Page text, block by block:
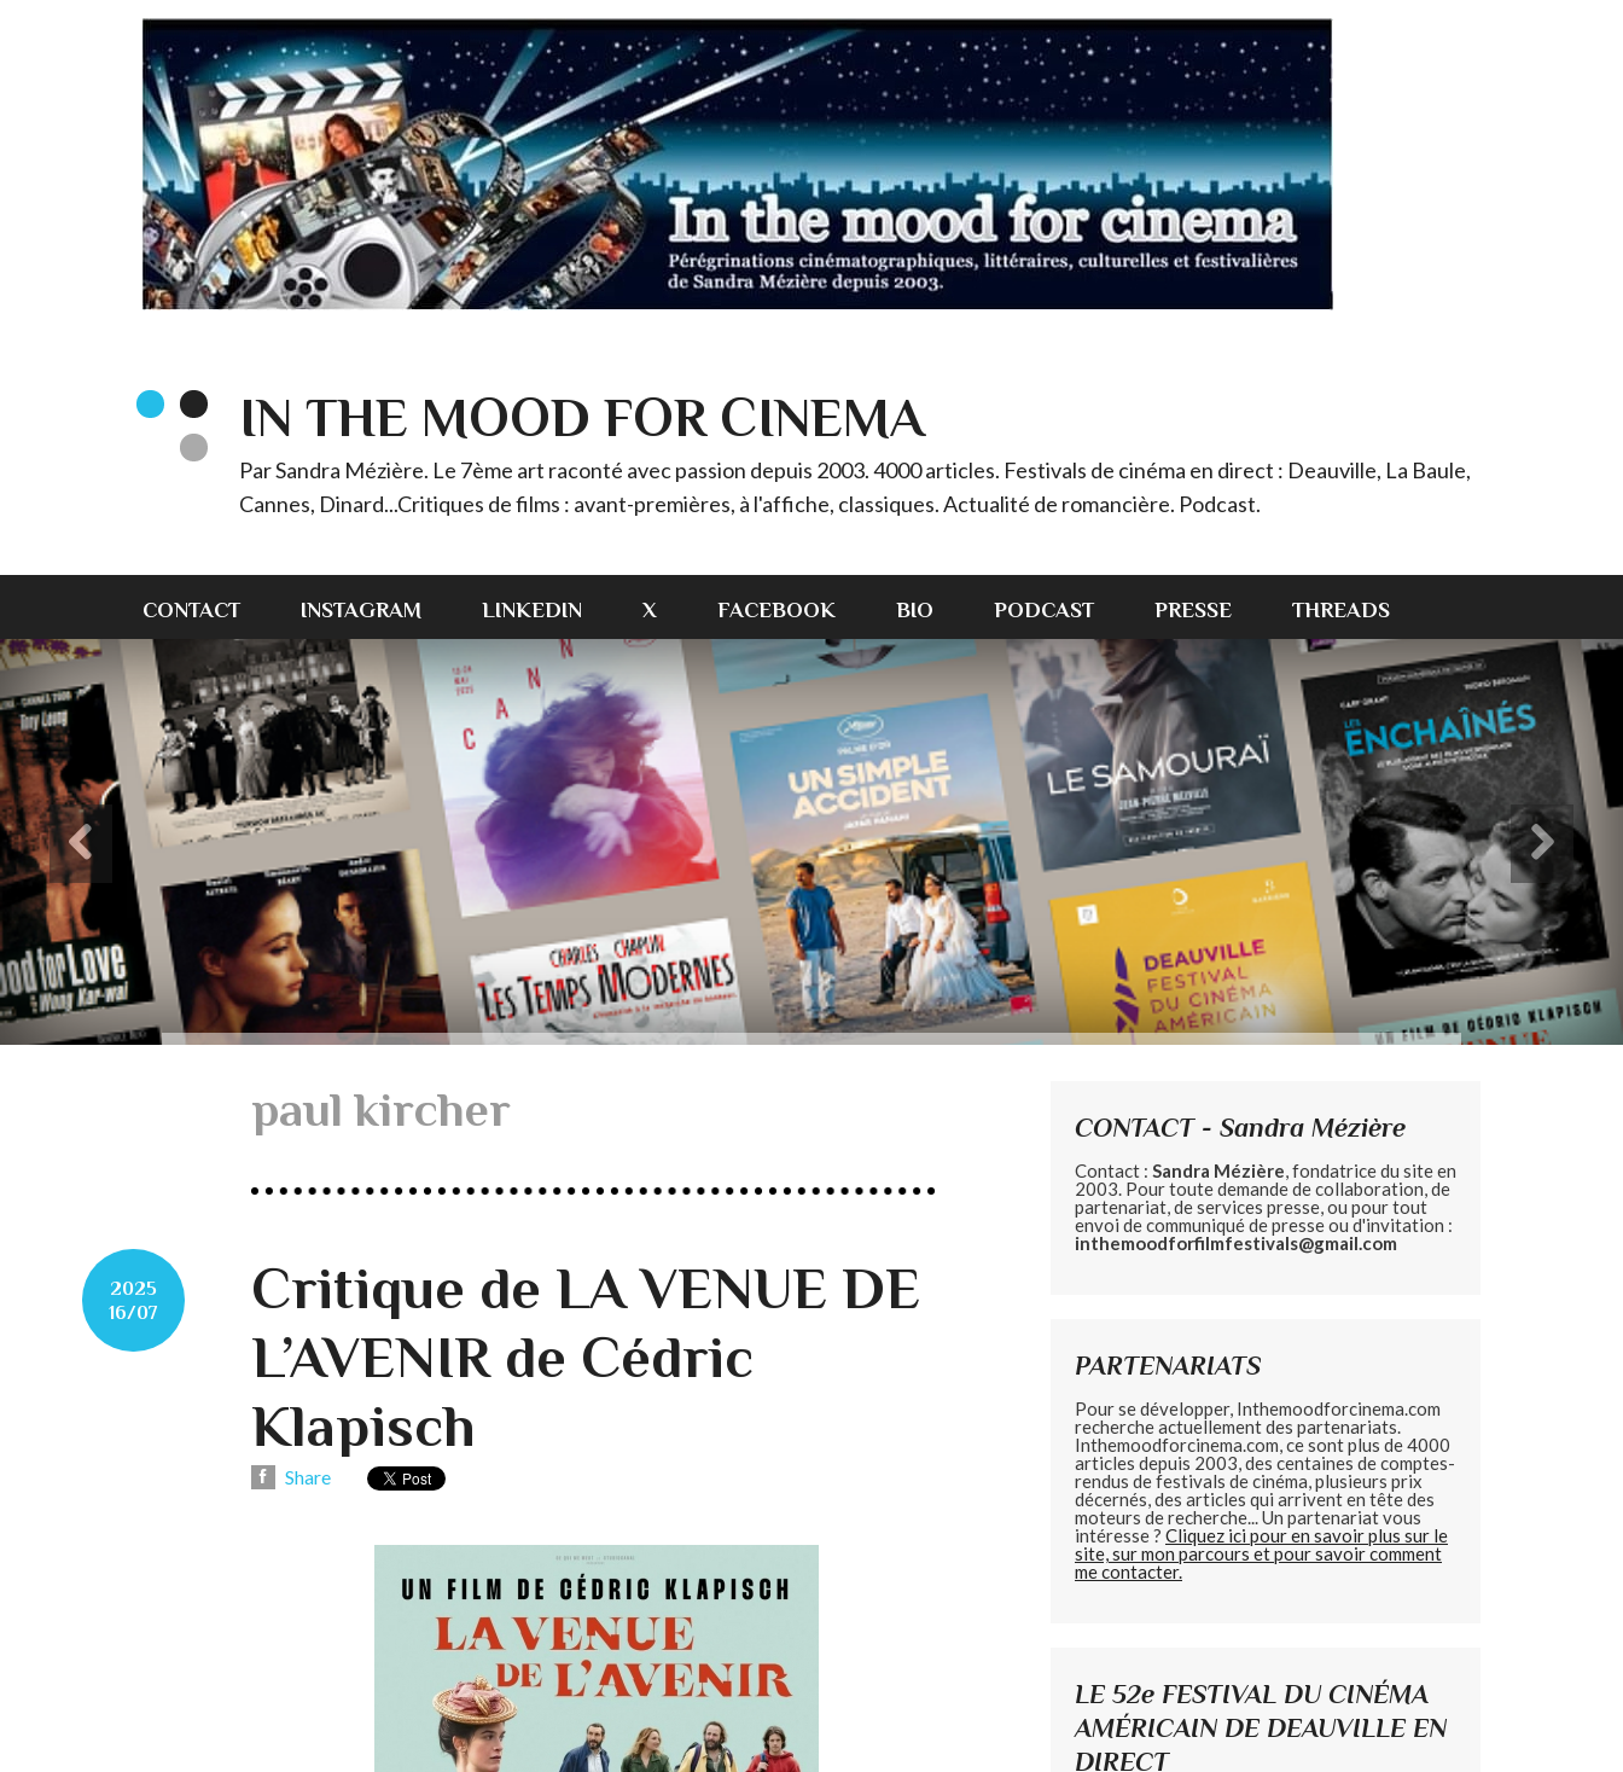
IN THE MOOD FOR CINEMA
Par Sandra Mézière. Le 7ème art raconté avec passion depuis 2003. 4000 articles. Festivals de cinéma en direct : Deauville, La Baule,
Cannes, Dinard...Critiques de films : avant-premières, à l'affiche, classiques. Actualité de romancière. Podcast.
CONTACT INSTAGRAM LINKEDIN X FACEBOOK BIO PODCAST PRESSE THREADS
paul kircher
2025
16/07
Critique de LA VENUE DE
L’AVENIR de Cédric
Klapisch
Share
CONTACT - Sandra Mézière
Contact : Sandra Mézière, fondatrice du site en
2003. Pour toute demande de collaboration, de
partenariat, de services presse, ou pour tout
envoi de communiqué de presse ou d'invitation :
inthemoodforfilmfestivals@gmail.com
PARTENARIATS
Pour se développer, Inthemoodforcinema.com
recherche actuellement des partenariats.
Inthemoodforcinema.com, ce sont plus de 4000
articles depuis 2003, des centaines de comptes-
rendus de festivals de cinéma, plusieurs prix
décernés, des articles qui arrivent en tête des
moteurs de recherche... Un partenariat vous
intéresse ? Cliquez ici pour en savoir plus sur le
site, sur mon parcours et pour savoir comment
me contacter.
LE 52e FESTIVAL DU CINÉMA
AMÉRICAIN DE DEAUVILLE EN
DIRECT